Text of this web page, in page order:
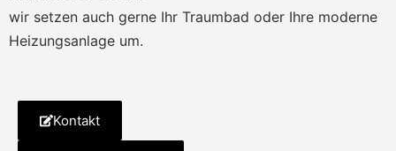
wir setzen auch gerne Ihr Traumbad oder Ihre moderne
Heizungsanlage um.
Kontakt